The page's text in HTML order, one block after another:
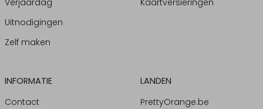
Uitnodigingen
Zelf maken
INFORMATIE
Contact
LANDEN
PrettyOrange.be